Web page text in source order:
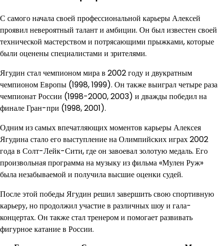
С самого начала своей профессиональной карьеры Алексей
проявил невероятный талант и амбиции. Он был известен своей
технической мастерством и потрясающими прыжками, которые
были оценены специалистами и зрителями.
Ягудин стал чемпионом мира в 2002 году и двукратным
чемпионом Европы (1998, 1999). Он также выиграл четыре раза
чемпионат России (1998-2000, 2003) и дважды победил на
финале Гран-при (1998, 2001).
Одним из самых впечатляющих моментов карьеры Алексея
Ягудина стало его выступление на Олимпийских играх 2002
года в Солт-Лейк-Сити, где он завоевал золотую медаль. Его
произвольная программа на музыку из фильма «Мулен Руж»
была незабываемой и получила высшие оценки судей.
После этой победы Ягудин решил завершить свою спортивную
карьеру, но продолжил участие в различных шоу и гала-
концертах. Он также стал тренером и помогает развивать
фигурное катание в России.